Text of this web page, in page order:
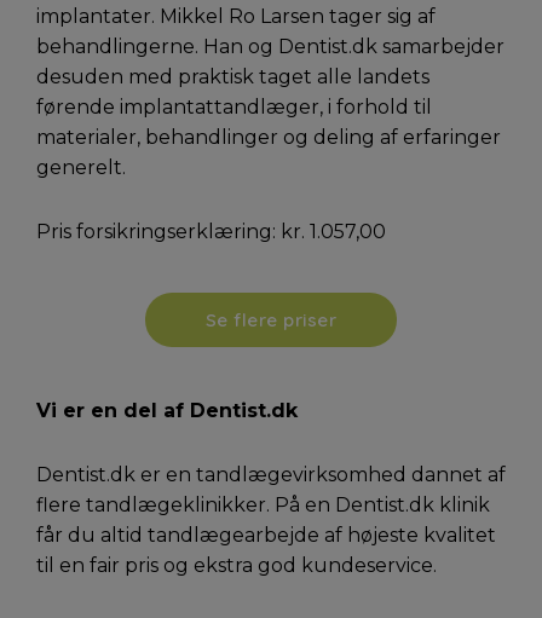
implantater. Mikkel Ro Larsen tager sig af
behandlingerne. Han og Dentist.dk samarbejder
desuden med praktisk taget alle landets
førende implantattandlæger, i forhold til
materialer, behandlinger og deling af erfaringer
generelt.
Pris forsikringserklæring: kr. 1.057,00
Se flere priser
Vi er en del af Dentist.dk
Dentist.dk er en tandlægevirksomhed dannet af
flere tandlægeklinikker. På en Dentist.dk klinik
får du altid tandlægearbejde af højeste kvalitet
til en fair pris og ekstra god kundeservice.